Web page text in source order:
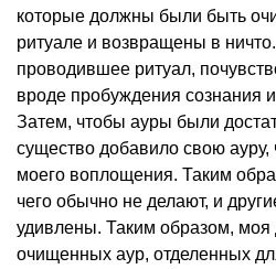
которые должны были быть
ритуале и возвращены в
проводившее ритуал,
вроде пробуждения сознания
Затем, чтобы ауры были
существо добавило свою ауру,
моего воплощения. Таким
чего обычно не делают, и
удивлены. Таким образом, моя
очищенных аур, отделенных